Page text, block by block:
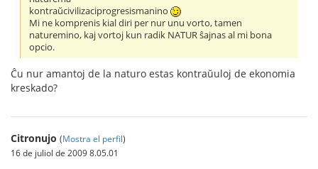
kontraŭcivilizaciprogresismanino
Mi ne komprenis kial diri per nur unu vorto, tamen
naturemino, kaj vortoj kun radik NATUR ŝajnas al mi bona
opcio.
Ĉu nur amantoj de la naturo estas kontraŭuloj de ekonomia
kreskado?
Citronujo (Mostra el perfil)
16 de juliol de 2009 8.05.01